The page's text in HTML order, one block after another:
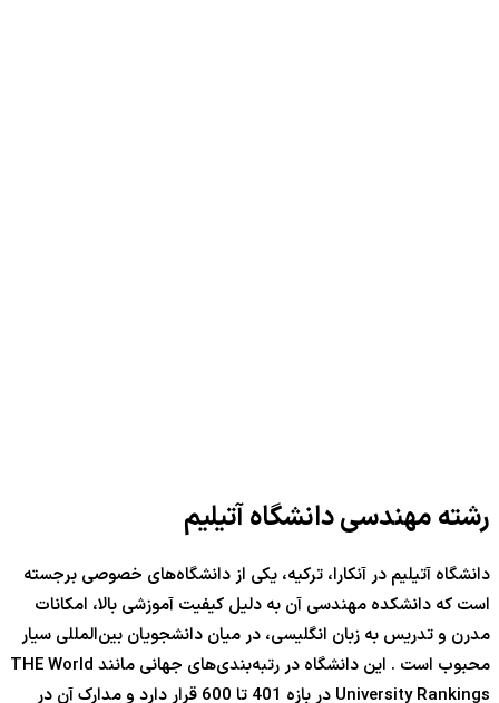
رشته مهندسی دانشگاه آتیلیم
دانشگاه آتیلیم در آنکارا، ترکیه، یکی از دانشگاه‌های خصوصی برجسته
است که دانشکده مهندسی آن به دلیل کیفیت آموزشی بالا، امکانات
مدرن و تدریس به زبان انگلیسی، در میان دانشجویان بین‌المللی سیار
محبوب است . این دانشگاه در رتبه‌بندی‌های جهانی مانند THE World
University Rankings در بازه 401 تا 600 قرار دارد و مدارک آن در